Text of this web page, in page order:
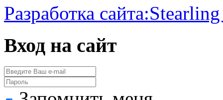
Разработка сайта:
Вход на сайт